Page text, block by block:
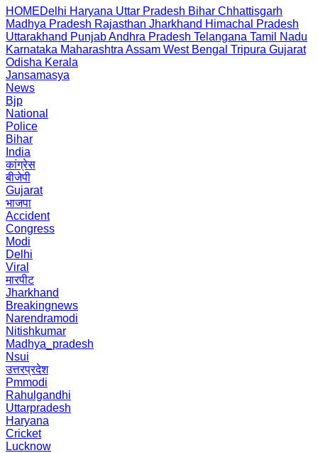
HOMEDelhi Haryana Uttar Pradesh Bihar Chhattisgarh
Madhya Pradesh Rajasthan Jharkhand Himachal Pradesh
Uttarakhand PunjabAndhra Pradesh Telangana Tamil Nadu
Karnataka Maharashtra Assam West Bengal Tripura Gujarat
Odisha Kerala
Jansamasya
News
Bjp
National
Police
Bihar
India
कांग्रेस
बीजेपी
Gujarat
भाजपा
Accident
Congress
Modi
Delhi
Viral
मारपीट
Jharkhand
Breakingnews
Narendramodi
Nitishkumar
Madhya_pradesh
Nsui
उत्तरप्रदेश
Pmmodi
Rahulgandhi
Uttarpradesh
Haryana
Cricket
Lucknow